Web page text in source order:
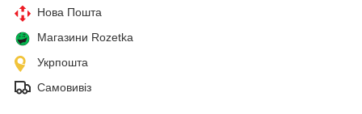
Нова Пошта
Магазини Rozetka
Укрпошта
Самовивіз